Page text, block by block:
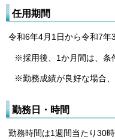
任用期間
令和6年4月1日から令和7年
※採用後、1か月間は、条
※勤務成績が良好な場合、
勤務日・時間
勤務時間は1週間当たり30